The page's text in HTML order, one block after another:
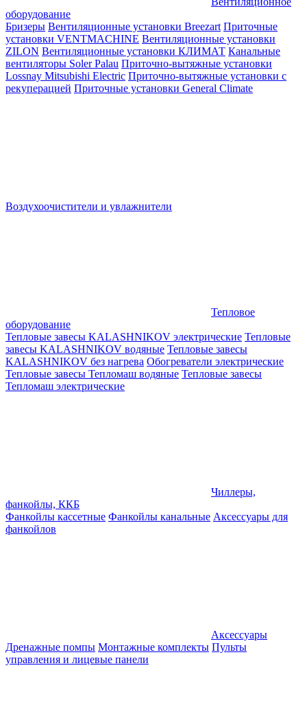
оборудование
Бризеры Вентиляционные установки Breezart Приточные
установки VENTMACHINE Вентиляционные установки
ZILON Вентиляционные установки КЛИМАТ Канальные
вентиляторы Soler Palau Приточно-вытяжные установки
Lossnay Mitsubishi Electric Приточно-вытяжные установки с
рекуперацией Приточные установки General Climate
Воздухоочистители и увлажнители
Тепловое
оборудование
Тепловые завесы KALASHNIKOV электрические Тепловые
завесы KALASHNIKOV водяные Тепловые завесы
KALASHNIKOV без нагрева Обогреватели электрические
Тепловые завесы Тепломаш водяные Тепловые завесы
Тепломаш электрические
Чиллеры,
фанкойлы, ККБ
Фанкойлы кассетные Фанкойлы канальные Аксессуары для
фанкойлов
Аксессуары
Дренажные помпы Монтажные комплекты Пульты
управления и лицевые панели